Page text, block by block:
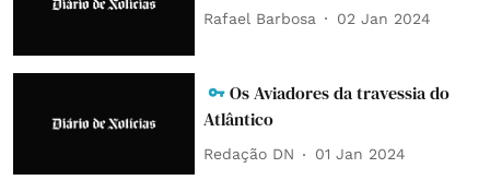
Rafael Barbosa 02 Jan 2024
Os Aviadores da travessia do
Atlântico
Redação DN 01 Jan 2024